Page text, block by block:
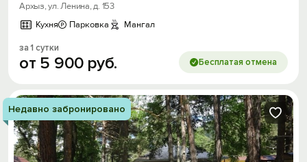
Архыз, ул. Ленина, д. 153
Кухня
Парковка Мангал
за 1 сутки
от 5 900 руб. Бесплатая отмена
Недавно забронировано